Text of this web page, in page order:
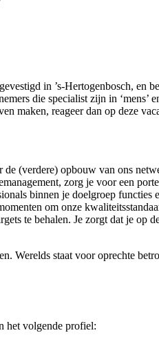
in ’s-Hertogenbosch,
die specialist zijn in
maken, reageer dan op deze
(verdere) opbouw van ons
zorg je voor een
binnen je doelgroep
om onze
te behalen. Je zorgt dat je
Werelds staat voor oprechte
het volgende profiel: